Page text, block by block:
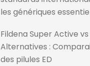
les génériques
Fildena Super Active vs
Alternatives :
des pilules ED